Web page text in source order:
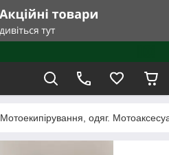
Мотоекипірування, одяг.